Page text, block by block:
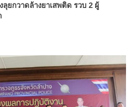
ลุยกวาดล้างยาเสพติด รวบ 2 ผู้